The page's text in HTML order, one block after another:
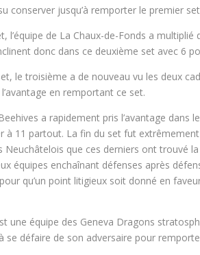
conserver jusqu’à remporter le premier
l’équipe de La Chaux-de-Fonds a
donc dans ce deuxième set avec 6
le troisième a de nouveau vu les deux
en remportant ce set.
a rapidement pris l’avantage
11 partout. La fin du set fut extrêmement
Neuchâtelois que ces derniers ont trouvé
équipes enchaînant défenses après
qu’un point litigieux soit donné en
une équipe des Geneva Dragons
se défaire de son adversaire pour